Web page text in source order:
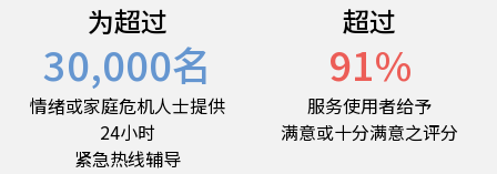
为超过
30,000名
情绪或家庭危机人士提供
24小时
紧急热线辅导
超过
91%
服务使用者给予
满意或十分满意之评分